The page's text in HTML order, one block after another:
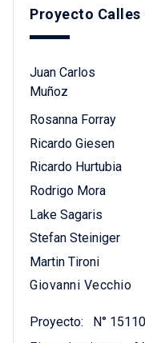
Proyecto Calles
Juan Carlos
Muñoz
Rosanna Forray
Ricardo Giesen
Ricardo Hurtubia
Rodrigo Mora
Lake Sagaris
Stefan Steiniger
Martin Tironi
Giovanni Vecchio
Proyecto:
N°